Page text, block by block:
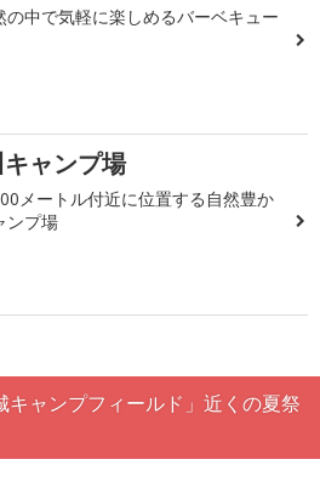
の中で気軽に楽しめるバーベキュー
ャンプ場
メートル付近に位置する自然豊か
ンプ場
キャンプフィールド」近くの夏祭